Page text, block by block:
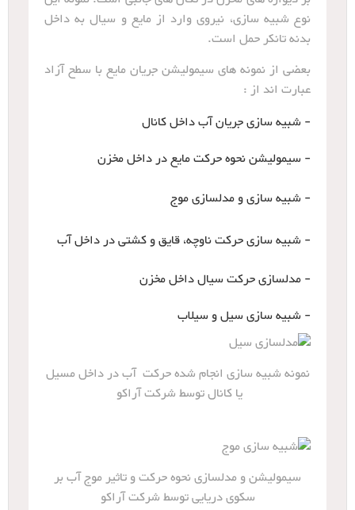
نوع شبیه سازی، نیروی وارد از مایع و سیال به داخل
بدنه تانکر حمل است.
بعضی از نمونه های سیمولیشن جریان مایع با سطح آزاد
عبارت اند از :
- شبیه سازی جریان آب داخل کانال
- سیمولیشن نحوه حرکت مایع در داخل مخزن
- شبیه سازی و مدلسازی موج
- شبیه سازی حرکت ناوچه، قایق و کشتی در داخل آب
- مدلسازی حرکت سیال داخل مخزن
- شبیه سازی سیل و سیلاب
نمونه شبیه سازی انجام شده حرکت آب در داخل مسیل
یا کانال توسط شرکت آراکو
سیمولیشن و مدلسازی نحوه حرکت و تاثیر موج آب بر
سکوی دریایی توسط شرکت آراکو